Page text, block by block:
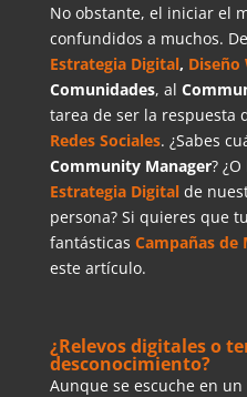
No obstante, el iniciar el
confundidos a muchos.
Estrategia Digital, Diseño
Comunidades, al
tarea de ser la respuesta
Redes Sociales. ¿Sabes
Community Manager?
Estrategia Digitalde
persona? Si quieres que
fantásticas Campañas
este artículo.
¿Relevos digitales o
desconocimiento?
Aunque se escuche en